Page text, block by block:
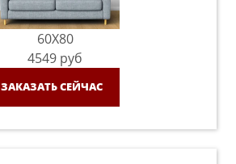
60X80
4549 руб
ЗАКАЗАТЬ СЕЙЧАС